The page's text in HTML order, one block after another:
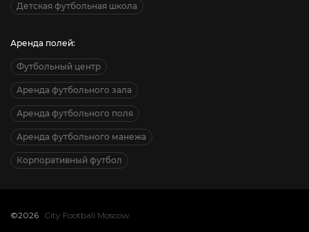
Детская футбольная школа
Аренда полей:
Футбольный центр
Аренда футбольного зала
Аренда футбольного поля
Аренда футбольного манежа
Корпоративный футбол
©2026 City Football Moscow